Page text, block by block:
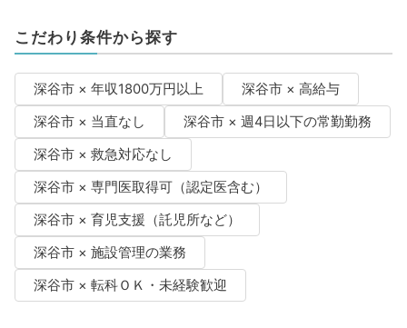
こだわり条件から探す
深谷市 × 年収1800万円以上
深谷市 × 高給与
深谷市 × 当直なし
深谷市 × 週4日以下の常勤勤務
深谷市 × 救急対応なし
深谷市 × 専門医取得可（認定医含む）
深谷市 × 育児支援（託児所など）
深谷市 × 施設管理の業務
深谷市 × 転科ＯＫ・未経験歓迎